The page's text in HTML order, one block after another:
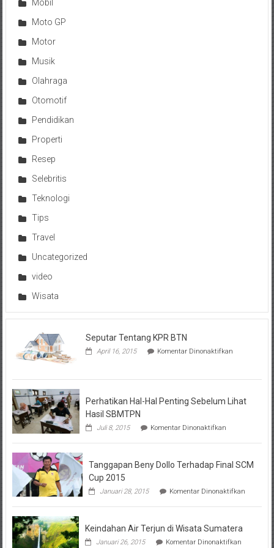
Mobil
Moto GP
Motor
Musik
Olahraga
Otomotif
Pendidikan
Properti
Resep
Selebritis
Teknologi
Tips
Travel
Uncategorized
video
Wisata
Seputar Tentang KPR BTN
April 16, 2015 Komentar Dinonaktifkanpada
KPR
Perhatikan Hal-Hal Penting Sebelum Lihat
Hasil SBMTPN
Juli 8, 2015 Komentar Dinonaktifkanpada
Hal-
Penting
Hasil
Tanggapan Beny Dollo Terhadap Final SCM
Cup 2015
Januari 28, 2015 Komentar Dinonaktifkanpada
Beny
Keindahan Air Terjun di Wisata Sumatera
Januari 26, 2015 Komentar Dinonaktifkanpada